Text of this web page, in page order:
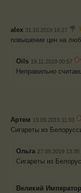
alex 31.10.2019 16:27
повышение цен на
Oils 19.11.2019 00:57
Неправильно
Артем 19.09.2019 11:03
Сигареты из
Ольга 27.09.2019 13:35
Сигареты из
Великий Император